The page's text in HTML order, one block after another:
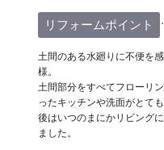
リフォームポイント
土間のある水廻りに不便を
様。
土間部分をすべてフローリ
ったキッチンや洗面がとて
後はいつのまにかリビング
ました。